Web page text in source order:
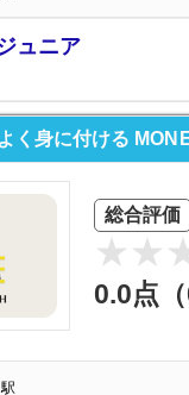
ュニア
く身に付ける
総合評価
0.0点（